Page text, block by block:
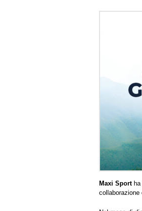
Maxi Sport
collaborazione